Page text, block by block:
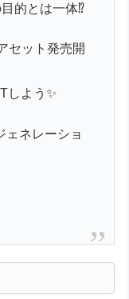
的とは一体⁉️
セット発売開
しよう✨
ェネレーショ